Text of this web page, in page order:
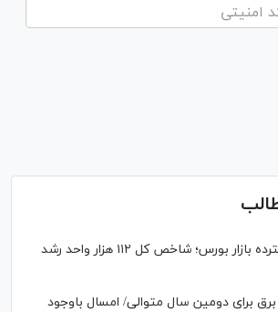
سبزپوشی گسترده بازار بورس؛ شاخص کل ۱۱۲ هزار واحد رشد
برای دومین سال متوالی/ امسال باوجود